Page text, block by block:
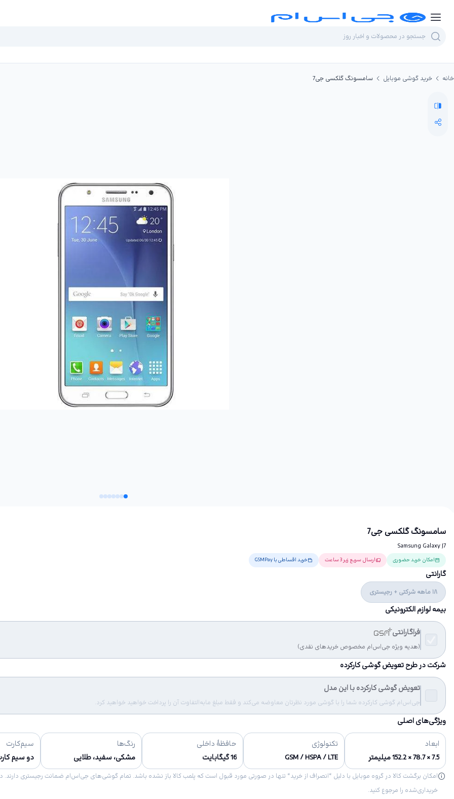
خانه خرید گوشی موبایل سامسونگ گلکسی جی7
سامسونگ گلکسی جی7
Samsung Galaxy J7
امکان خرید حضوری ارسال سریع زیر 3 ساعت خرید اقساطی با GSMPay
گارانتی
18 ماهه شرکتی + رجیستری
بیمه لوازم الکترونیکی
فراگارانتی
(هدیه ویژه جی‌اس‌ام مخصوص خریدهای نقدی)
شرکت در طرح تعویض گوشی کارکرده
تعویض گوشی کارکرده با این مدل
جی‌اس‌ام گوشی کارکرده شما را با گوشی مورد نظرتان معاوضه می‌کند و فقط مبلغ مابه‌التفاوت آن را پرداخت خواهید خواهید کرد.
ویژگی‌های اصلی
ابعاد
7.5 × 78.7 × 152.2 میلیمتر
تکنولوژی
GSM / HSPA / LTE
حافظهٔ داخلی
16 گیگابایت
رنگ‌ها
مشکی، سفید، طلایی
سیم‌کارت
دو سیم
خریداری‌شده را مرجوع کنید.